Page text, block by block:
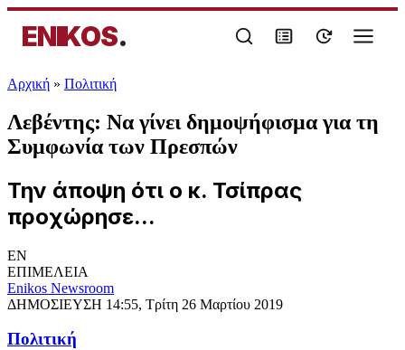
ENIKOS.
Αρχική » Πολιτική
Λεβέντης: Να γίνει δημοψήφισμα για τη
Συμφωνία των Πρεσπών
Την άποψη ότι ο κ. Τσίπρας
προχώρησε...
EN
ΕΠΙΜΕΛΕΙΑ
Enikos Newsroom
ΔΗΜΟΣΙΕΥΣΗ 14:55, Τρίτη 26 Μαρτίου 2019
Πολιτική